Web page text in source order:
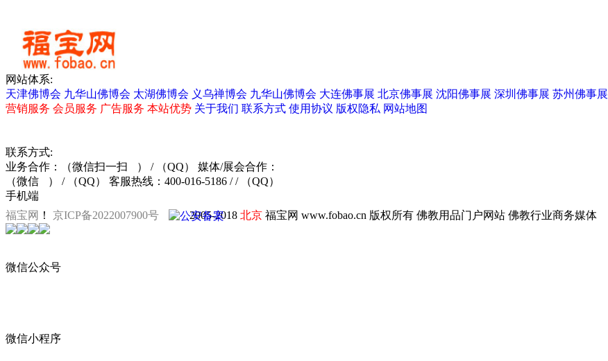
网站体系:
天津佛博会 九华山佛博会 太湖佛博会 义乌禅博会 九华山佛博会 大连佛事展 北京佛事展 沈阳佛事展 深圳佛事展 苏州佛事展
营销服务 会员服务 广告服务 本站优势 关于我们 联系方式 使用协议 版权隐私 网站地图
联系方式:
业务合作：
（微信扫一扫 ） / （QQ）
媒体/展会合作：
（微信
） / （QQ）
客服热线：400-016-5186 / / （QQ）
手机端
微信公众号
微信小程序
福宝网 ！ 京ICP备2022007900号 2005-2018 北京 福宝网 www.fobao.cn 版权所有 佛教用品门户网站 佛教行业商务媒体